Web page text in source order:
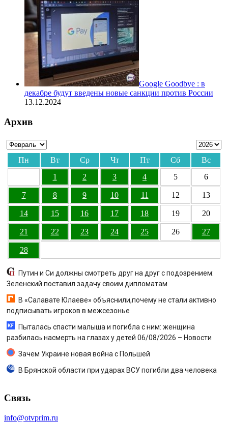
Google Goodbye : в
декабре будут введены новые санкции против России
13.12.2024
Архив
Пн Вт Ср Чт Пт Сб
Вс
1
2 3 4 5 6
7 8 9 10 11 12 13
14 15 16 17 18 19 20
21 22 23 24 25 26 27
28
Путин и Си должны смотреть друг на друг с подозрением:
Зеленский поставил задачу своим дипломатам
В «Салавате Юлаеве» объяснили,почему не стали активно
подписывать игроков в межсезонье
Пыталась спасти малыша и погибла с ним: женщина
разбилась насмерть на глазах у детей 06/08/2026 – Новости
Зачем Украине новая война с Польшей
В Брянской области при ударах ВСУ погибли два человека
Связь
info@otvprim.ru